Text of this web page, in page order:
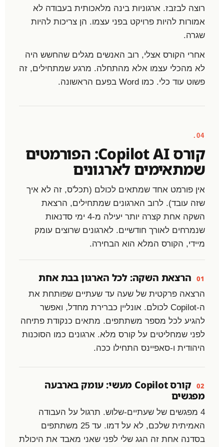
רוצה לבזבז. ארגוניות בינה מלאכותית בעבודה לא
אמורות להיות פרויקט בפני עצמו. הן צריכות להיות
שגרה.
אחרי הקורס אצלי, רוב האנשים מגלים שהחשש היה
לא מהכלי עצמו אלא מהתחלה. מרגע שמתחילים, זה
פשוט עוד כלי. כמו Word בפעם הראשונה.
04.
קורס Copilot AI: הפורמטים
שמתאימים לארגונים
אין פורמט אחד שמתאים לכולם (תכל'ס, זה לא איך
שזה עובד). לרוב הארגונים שמתחילים, הרצאת
השקה אחת קצרה יותר יעילה מ-4 ימי סדנאות
שנמרחים לאורך חודשיים. לארגונים שרוצים עומק
מיידי, הקורס המלא הוא הבחירה.
01 הרצאת השקה: לכל הארגון בבת אחת
הרצאה פרקטית של שעה עד שעתיים שפותחת את
ה-Copilot לכולם. אונליין כברירת מחדל, ואפשר
להגיע לכל מספר משתתפים. מתאים כנקודת פתיחה
לפני שמחליטים על קורס מלא. ארגונים כמו הסוכנות
היהודית ו-סאפיינס התחילו ככה.
02
קורס Copilot מעשי: עומק בארבעה
מפגשים
4 מפגשים של שעתיים-שלוש. תרגול על העבודה
האמיתית שלכם, לא על דמו. עד 25 משתתפים
בסדנה אחת זה הגג שלי לפני שאני מאבד את היכולת